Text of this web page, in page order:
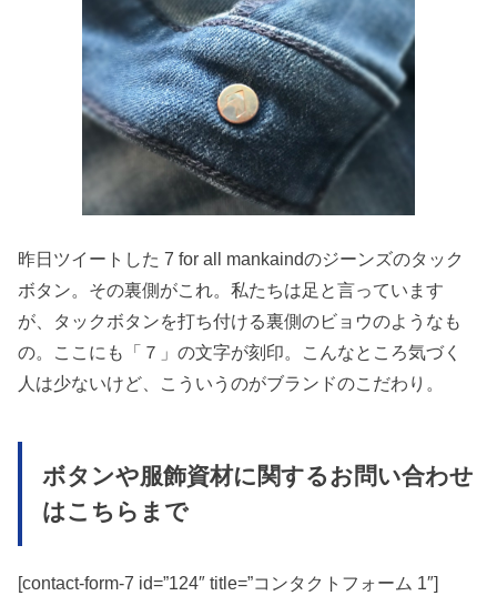
昨日ツイートした 7 for all mankaindのジーンズのタック
ボタン。その裏側がこれ。私たちは足と言っています
が、タックボタンを打ち付ける裏側のビョウのようなも
の。ここにも「７」の文字が刻印。こんなところ気づく
人は少ないけど、こういうのがブランドのこだわり。
ボタンや服飾資材に関するお問い合わせ
はこちらまで
[contact-form-7 id=”124″ title=”コンタクトフォーム 1″]